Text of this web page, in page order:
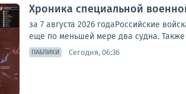
Хроника специальной
за 7 августа 2026 годаРоссийские
еще по меньшей мере два судна.
ПАБЛИКИ Сегодня, 06:36